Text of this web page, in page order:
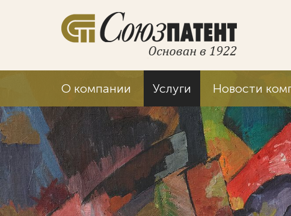
О компании Услуги Новости